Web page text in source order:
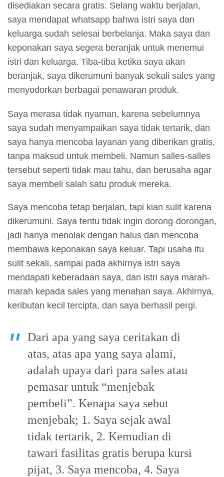
disediakan secara gratis. Selang waktu berjalan,
saya mendapat whatsapp bahwa istri saya dan
keluarga sudah selesai berbelanja. Maka saya dan
keponakan saya segera beranjak untuk menemui
istri dan keluarga. Tiba-tiba ketika saya akan
beranjak, saya dikerumuni banyak sekali sales yang
menyodorkan berbagai penawaran produk.
Saya merasa tidak nyaman, karena sebelumnya
saya sudah menyampaikan saya tidak tertarik, dan
saya hanya mencoba layanan yang diberikan gratis,
tanpa maksud untuk membeli. Namun salles-salles
tersebut seperti tidak mau tahu, dan berusaha agar
saya membeli salah satu produk mereka.
Saya mencoba tetap berjalan, tapi kian sulit karena
dikerumuni. Saya tentu tidak ingin dorong-dorongan,
jadi hanya menolak dengan halus dan mencoba
membawa keponakan saya keluar. Tapi usaha itu
sulit sekali, sampai pada akhirnya istri saya
mendapati keberadaan saya, dan istri saya marah-
marah kepada sales yang menahan saya. Akhirnya,
keributan kecil tercipta, dan saya berhasil pergi.
Dari apa yang saya ceritakan di
atas, atas apa yang saya alami,
adalah upaya dari para sales atau
pemasar untuk “menjebak
pembeli”. Kenapa saya sebut
menjebak; 1. Saya sejak awal
tidak tertarik, 2. Kemudian di
tawari fasilitas gratis berupa kursi
pijat, 3. Saya mencoba, 4. Saya